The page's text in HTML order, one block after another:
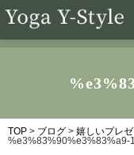
TOP > ブログ > 嬉しいプレ
%e3%83%90%e3%83%a9-1